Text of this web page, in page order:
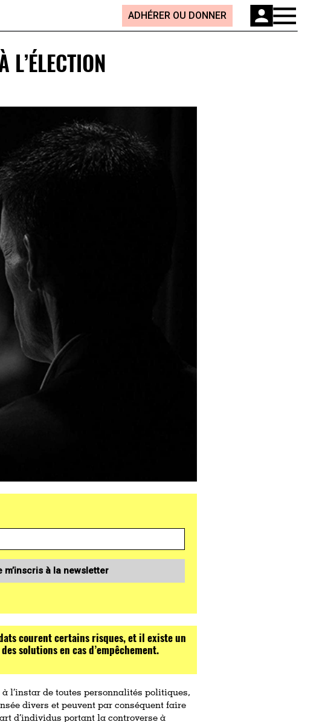
ADHÉRER OU DONNER
L’ÉLECTION
m’inscris à la newsletter
courent certains risques, et il existe un
solutions en cas d’empêchement.
l’instar de toutes personnalités politiques,
divers et peuvent par conséquent faire
d’individus portant la controverse à